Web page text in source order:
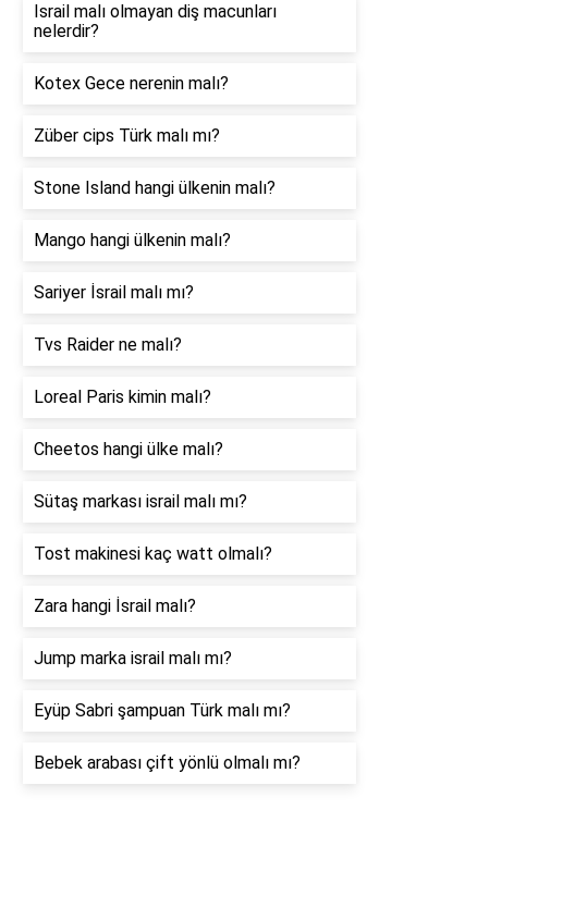
Israil malı olmayan diş macunları
nelerdir?
Kotex Gece nerenin malı?
Züber cips Türk malı mı?
Stone Island hangi ülkenin malı?
Mango hangi ülkenin malı?
Sariyer İsrail malı mı?
Tvs Raider ne malı?
Loreal Paris kimin malı?
Cheetos hangi ülke malı?
Sütaş markası israil malı mı?
Tost makinesi kaç watt olmalı?
Zara hangi İsrail malı?
Jump marka israil malı mı?
Eyüp Sabri şampuan Türk malı mı?
Bebek arabası çift yönlü olmalı mı?